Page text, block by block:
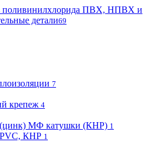
поливинилхлорида ПВХ, НПВХ и
детали69
7
крепеж 4
(цинк) МФ катушки (КНР) 1
PVC, КНР 1